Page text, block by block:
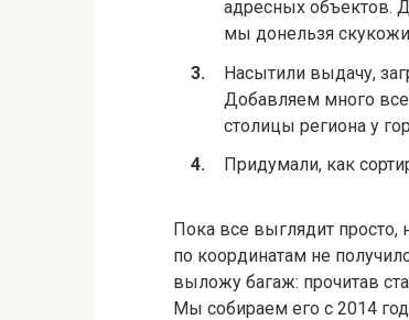
адресных объектов.
мы донельзя
Насытили выдачу,
Добавляем много
столицы региона у
Придумали, как
Пока все выглядит просто,
по координатам не
выложу багаж: прочитав
Мы собираем его с 2014